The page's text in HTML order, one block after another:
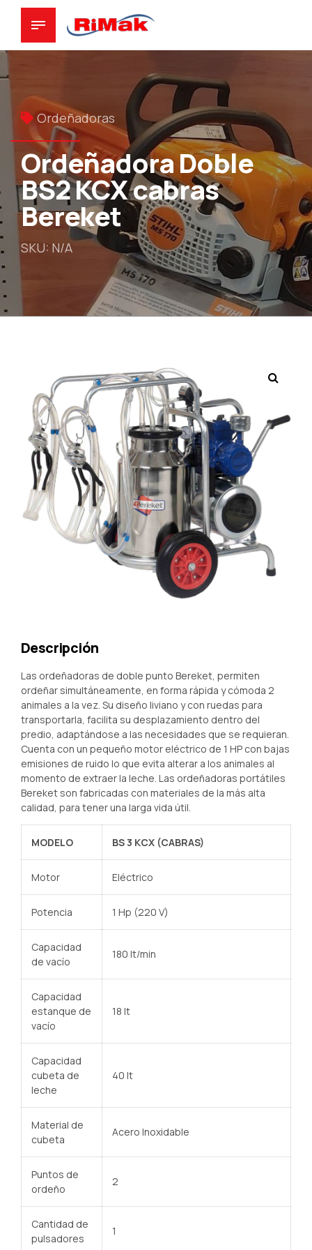
Ordeñadoras
Ordeñadora Doble
BS2 KCX cabras
Bereket
SKU: N/A
Descripción
Las ordeñadoras de doble punto Bereket, permiten
ordeñar simultáneamente, en forma rápida y cómoda 2
animales a la vez. Su diseño liviano y con ruedas para
transportarla, facilita su desplazamiento dentro del
predio, adaptándose a las necesidades que se requieran.
Cuenta con un pequeño motor eléctrico de 1 HP con bajas
emisiones de ruido lo que evita alterar a los animales al
momento de extraer la leche. Las ordeñadoras portátiles
Bereket son fabricadas con materiales de la más alta
calidad, para tener una larga vida útil.
MODELO BS 3 KCX (CABRAS)
Motor Eléctrico
Potencia 1 Hp (220 V)
Capacidad
de vacío
180 lt/min
Capacidad
estanque de
vacío
18 lt
Capacidad
cubeta de
leche
40 lt
Material de
cubeta
Acero Inoxidable
Puntos de
ordeño
2
Cantidad de
pulsadores
1